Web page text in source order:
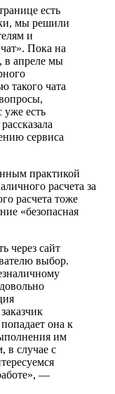
есть
мы решили
и
Пока на
в апреле мы
такого чата
уже есть
сервиса
практикой
расчета за
расчета тоже
«безопасная
через сайт
выбор.
она к
им
в случае с
—